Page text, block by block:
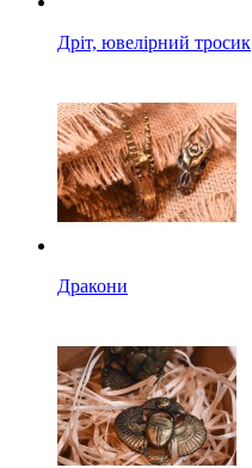
Дріт, ювелірний тросик
Дракони